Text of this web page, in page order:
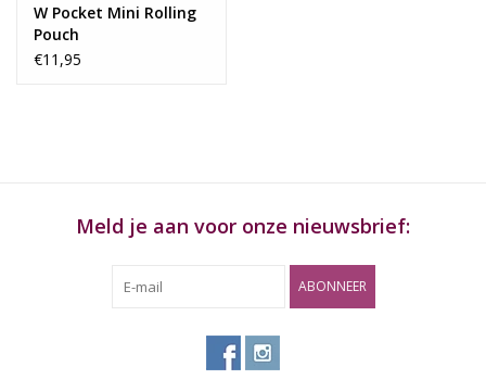
Sale
W Pocket Mini Rolling
Pouch
€11,95
Meld je aan voor onze nieuwsbrief:
ABONNEER